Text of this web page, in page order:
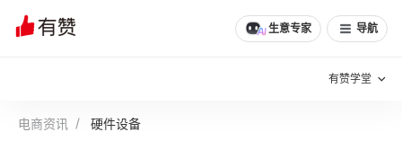
生意专家 导航
有赞学堂
电商资讯 硬件设备